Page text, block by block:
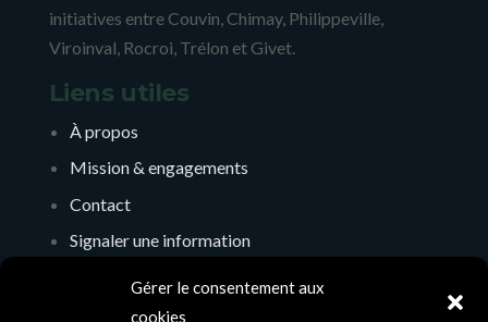
Gérer le consentement aux
cookies
initiatives entre Couvin, Chimay, Philippeville,
Viroinval, Rocroi, Trélon et Givet.
Liens utiles
À propos
Mission & engagements
Contact
Signaler une information
Mentions légales